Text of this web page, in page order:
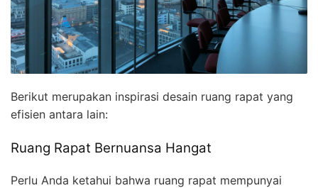
Berikut merupakan inspirasi desain ruang rapat yang
efisien antara lain:
Ruang Rapat Bernuansa Hangat
Perlu Anda ketahui bahwa ruang rapat mempunyai